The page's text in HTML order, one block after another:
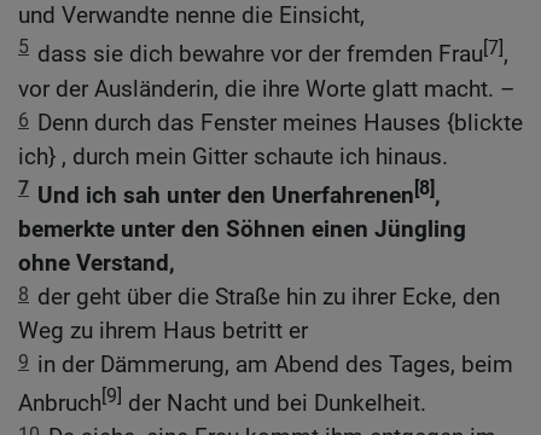
und Verwandte nenne die Einsicht,
5 dass sie dich bewahre vor der fremden Frau[7],
vor der Ausländerin, die ihre Worte glatt macht. –
6 Denn durch das Fenster meines Hauses {blickte
ich} , durch mein Gitter schaute ich hinaus.
7 Und ich sah unter den Unerfahrenen [8],
bemerkte unter den Söhnen einen Jüngling
ohne Verstand,
8 der geht über die Straße hin zu ihrer Ecke, den
Weg zu ihrem Haus betritt er
9 in der Dämmerung, am Abend des Tages, beim
Anbruch[9] der Nacht und bei Dunkelheit.